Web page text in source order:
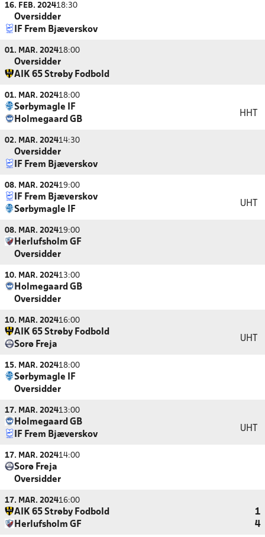
16. FEB. 202418:30
Oversidder
IF Frem Bjæverskov
01. MAR. 202418:00
Oversidder
AIK 65 Strøby Fodbold
01. MAR. 202418:00
Sørbymagle IF
Holmegaard GB
HHT
02. MAR. 202414:30
Oversidder
IF Frem Bjæverskov
08. MAR. 202419:00
IF Frem Bjæverskov
Sørbymagle IF
UHT
08. MAR. 202419:00
Herlufsholm GF
Oversidder
10. MAR. 202413:00
Holmegaard GB
Oversidder
10. MAR. 202416:00
AIK 65 Strøby Fodbold
Sorø Freja
UHT
15. MAR. 202418:00
Sørbymagle IF
Oversidder
17. MAR. 202413:00
Holmegaard GB
IF Frem Bjæverskov
UHT
17. MAR. 202414:00
Sorø Freja
Oversidder
17. MAR. 202416:00
AIK 65 Strøby Fodbold
1
Herlufsholm GF
4